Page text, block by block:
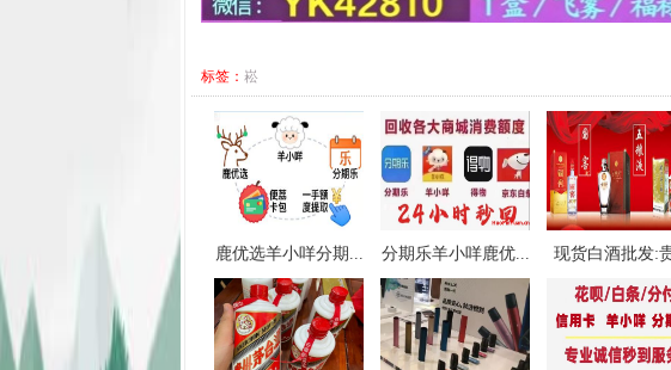
标签： 崧
鹿优选羊小咩分期... 分期乐羊小咩鹿优... 现货白酒批发: